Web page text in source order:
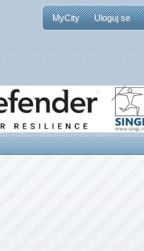
MyCity Uloguj se